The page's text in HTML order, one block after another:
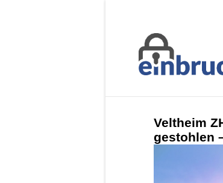
Veltheim
gestohlen